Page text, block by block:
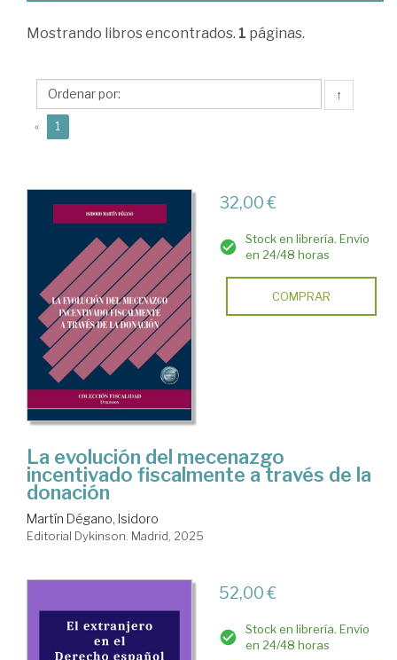
Martín
Isidoro
Mostrando libros encontrados. 1 páginas.
↑
« 1
32,00 €
Stock en librería. Envío
en 24/48 horas
COMPRAR
La evolución del mecenazgo
incentivado fiscalmente a través de la
donación
Martín Dégano, Isidoro
Editorial Dykinson. Madrid, 2025
52,00 €
Stock en librería. Envío
en 24/48 horas